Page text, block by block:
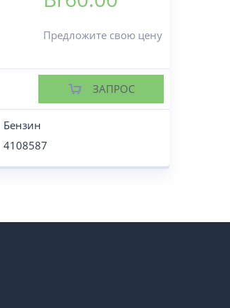
Предложите свою цену
ЗАПРОС
Бензин
4108587